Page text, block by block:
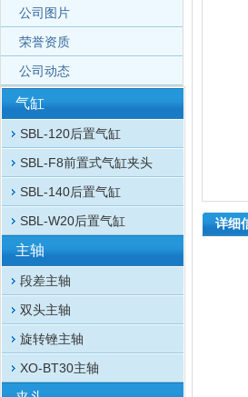
公司图片
荣誉资质
公司动态
气缸
SBL-120后置气缸
SBL-F8前置式气缸夹头
SBL-140后置气缸
SBL-W20后置气缸
主轴
段差主轴
双头主轴
旋转锉主轴
XO-BT30主轴
详细